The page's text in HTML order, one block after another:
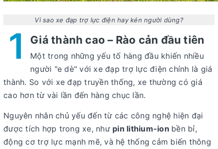
Vì sao xe đạp trợ lực điện hay kén người dùng?
1 Giá thành cao – Rào cản đầu tiên
Một trong những yếu tố hàng đầu khiến nhiều
người "e dè" với xe đạp trợ lực điệnchính là giá
thành. So với xe đạp truyền thống, xe thường có giá
cao hơn từ vài lần đến hàng chục lần.
Nguyên nhân chủ yếu đến từ các công nghệ hiện đại
được tích hợp trong xe, như pin lithium-ion bền bỉ,
động cơ trợ lực mạnh mẽ, và hệ thống cảm biến thông